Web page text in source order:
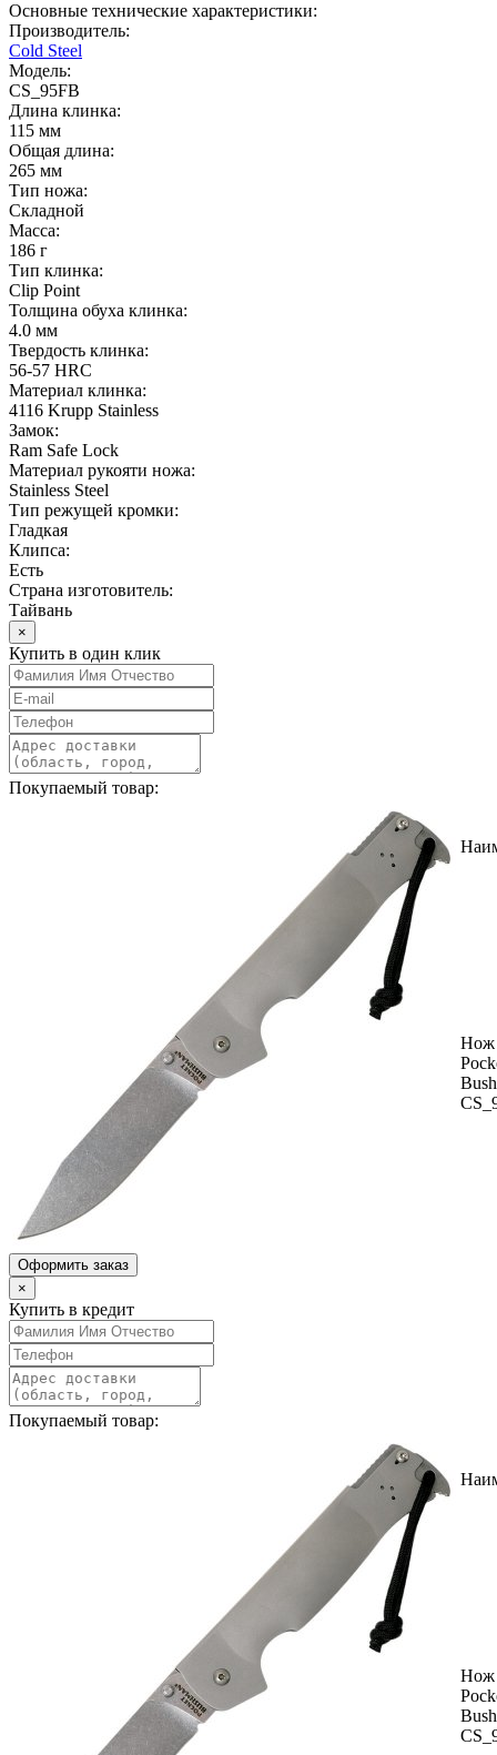
Основные технические характеристики:
Производитель:
Cold Steel
Модель:
CS_95FB
Длина клинка:
115 мм
Общая длина:
265 мм
Тип ножа:
Складной
Масса:
186 г
Тип клинка:
Clip Point
Толщина обуха клинка:
4.0 мм
Твердость клинка:
56-57 HRC
Материал клинка:
4116 Krupp Stainless
Замок:
Ram Safe Lock
Материал рукояти ножа:
Stainless Steel
Тип режущей кромки:
Гладкая
Клипса:
Есть
Страна изготовитель:
Тайвань
×
Купить в один клик
Покупаемый товар:
Нож
Оформить заказ
×
Купить в кредит
Покупаемый товар:
Нож